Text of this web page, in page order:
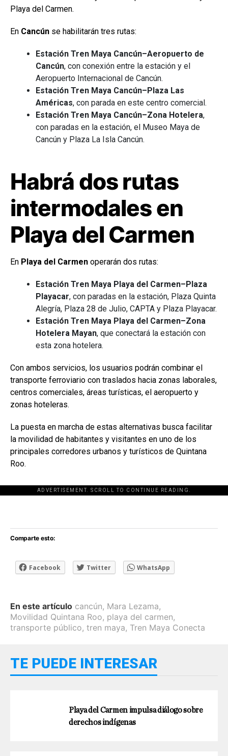
Playa del Carmen.
En Cancún se habilitarán tres rutas:
Estación Tren Maya Cancún–Aeropuerto de
Cancún, con conexión entre la estación y el
Aeropuerto Internacional de Cancún.
Estación Tren Maya Cancún–Plaza Las
Américas, con parada en este centro comercial.
Estación Tren Maya Cancún–Zona Hotelera,
con paradas en la estación, el Museo Maya de
Cancún y Plaza La Isla Cancún.
Habrá dos rutas
intermodales en
Playa del Carmen
En Playa del Carmen operarán dos rutas:
Estación Tren Maya Playa del Carmen–Plaza
Playacar, con paradas en la estación, Plaza Quinta
Alegría, Plaza 28 de Julio, CAPTA y Plaza Playacar.
Estación Tren Maya Playa del Carmen–Zona
Hotelera Mayan, que conectará la estación con
esta zona hotelera.
Con ambos servicios, los usuarios podrán combinar el
transporte ferroviario con traslados hacia zonas laborales,
centros comerciales, áreas turísticas, el aeropuerto y
zonas hoteleras.
La puesta en marcha de estas alternativas busca facilitar
la movilidad de habitantes y visitantes en uno de los
principales corredores urbanos y turísticos de Quintana
Roo.
ADVERTISEMENT. SCROLL TO CONTINUE READING.
[adsforwp id="243463"]
Comparte esto:
Facebook Twitter WhatsApp
En este artículo cancún, Mara Lezama,
Movilidad Quintana Roo, playa del carmen,
transporte público, tren maya, Tren Maya Conecta
TE PUEDE INTERESAR
Playa del Carmen impulsa diálogo sobre
derechos indígenas